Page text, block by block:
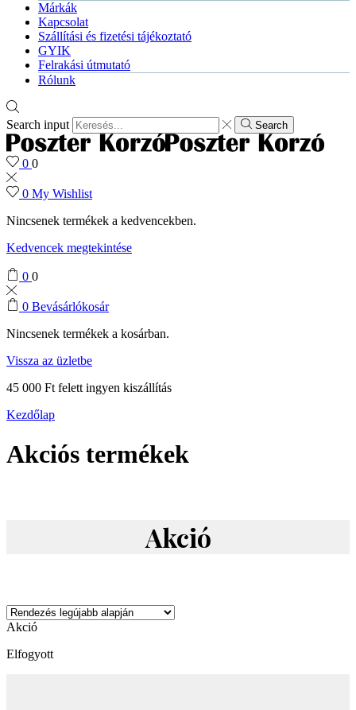
Márkák
Kapcsolat
Szállítási és fizetési tájékoztató
GYIK
Felrakási útmutató
Rólunk
Search input Search
0 0
0 My Wishlist
Nincsenek termékek a kedvencekben.
Kedvencek megtekintése
0 0
0 Bevásárlókosár
Nincsenek termékek a kosárban.
Vissza az üzletbe
45 000 Ft felett ingyen kiszállítás
Kezdőlap
Akciós termékek
Akció
Akció
Elfogyott